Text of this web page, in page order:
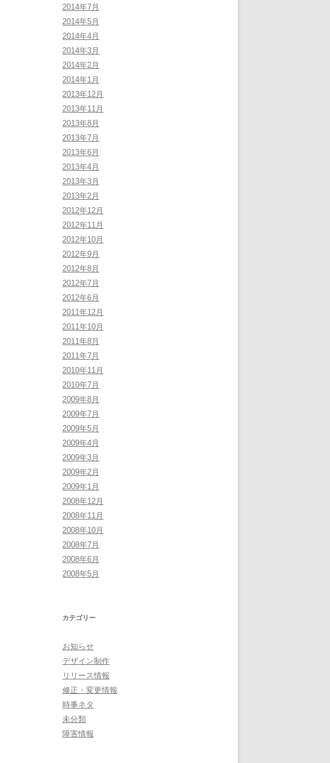
2014年7月
2014年5月
2014年4月
2014年3月
2014年2月
2014年1月
2013年12月
2013年11月
2013年8月
2013年7月
2013年6月
2013年4月
2013年3月
2013年2月
2012年12月
2012年11月
2012年10月
2012年9月
2012年8月
2012年7月
2012年6月
2011年12月
2011年10月
2011年8月
2011年7月
2010年11月
2010年7月
2009年8月
2009年7月
2009年5月
2009年4月
2009年3月
2009年2月
2009年1月
2008年12月
2008年11月
2008年10月
2008年7月
2008年6月
2008年5月
カテゴリー
お知らせ
デザイン制作
リリース情報
修正・変更情報
時事ネタ
未分類
障害情報